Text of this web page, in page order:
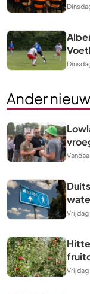
Ander
Vrijdag
Vrijdag